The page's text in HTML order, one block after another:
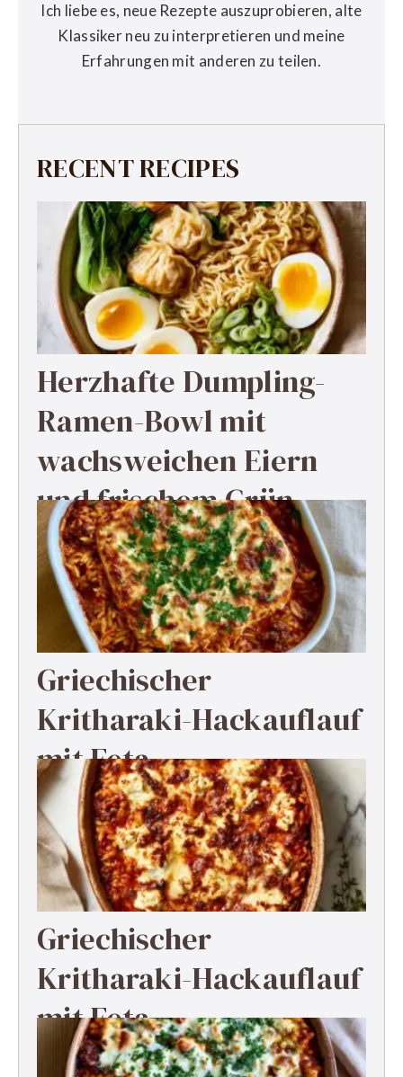
Ich liebe es, neue Rezepte auszuprobieren, alte
Klassiker neu zu interpretieren und meine
Erfahrungen mit anderen zu teilen.
RECENT RECIPES
Herzhafte Dumpling-
Ramen-Bowl mit
wachsweichen Eiern
und frischem Grün
Griechischer
Kritharaki-Hackauflauf
mit Feta
Griechischer
Kritharaki-Hackauflauf
mit Feta